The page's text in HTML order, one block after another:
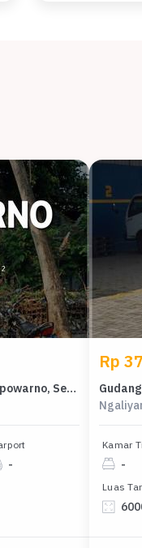
Tanah Nyaman untuk Hunian di Puspowarno, Semarang, Luas 287m²
-
Rp
Kamar
-
Luas